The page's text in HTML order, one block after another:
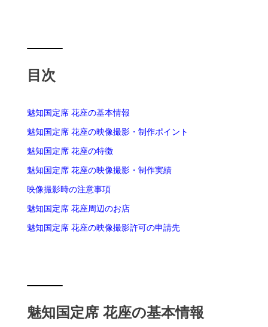
目次
魅知国定席 花座の基本情報
魅知国定席 花座の映像撮影・制作ポイント
魅知国定席 花座の特徴
魅知国定席 花座の映像撮影・制作実績
映像撮影時の注意事項
魅知国定席 花座周辺のお店
魅知国定席 花座の映像撮影許可の申請先
魅知国定席 花座の基本情報